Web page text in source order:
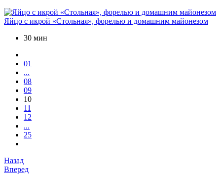
Яйцо с икрой «Стольная», форелью и домашним майонезом
30 мин
01
...
08
09
10
11
12
...
25
Назад
Вперед